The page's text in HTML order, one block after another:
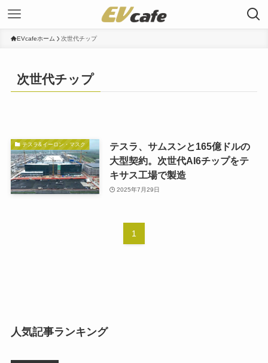
EVcafeホーム 次世代チップ
次世代チップ
テスラ&イーロン・マスク
テスラ、サムスンと165億ドルの
大型契約。次世代AI6チップをテ
キサス工場で製造
2025年7月29日
1
人気記事ランキング